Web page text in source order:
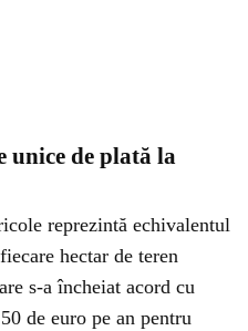
unice de plată la
reprezintă echivalentul
hectar de teren
s-a încheiat acord cu
de euro pe an pentru